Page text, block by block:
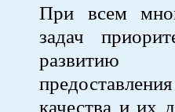
При всем
задач
развитию
качества и их